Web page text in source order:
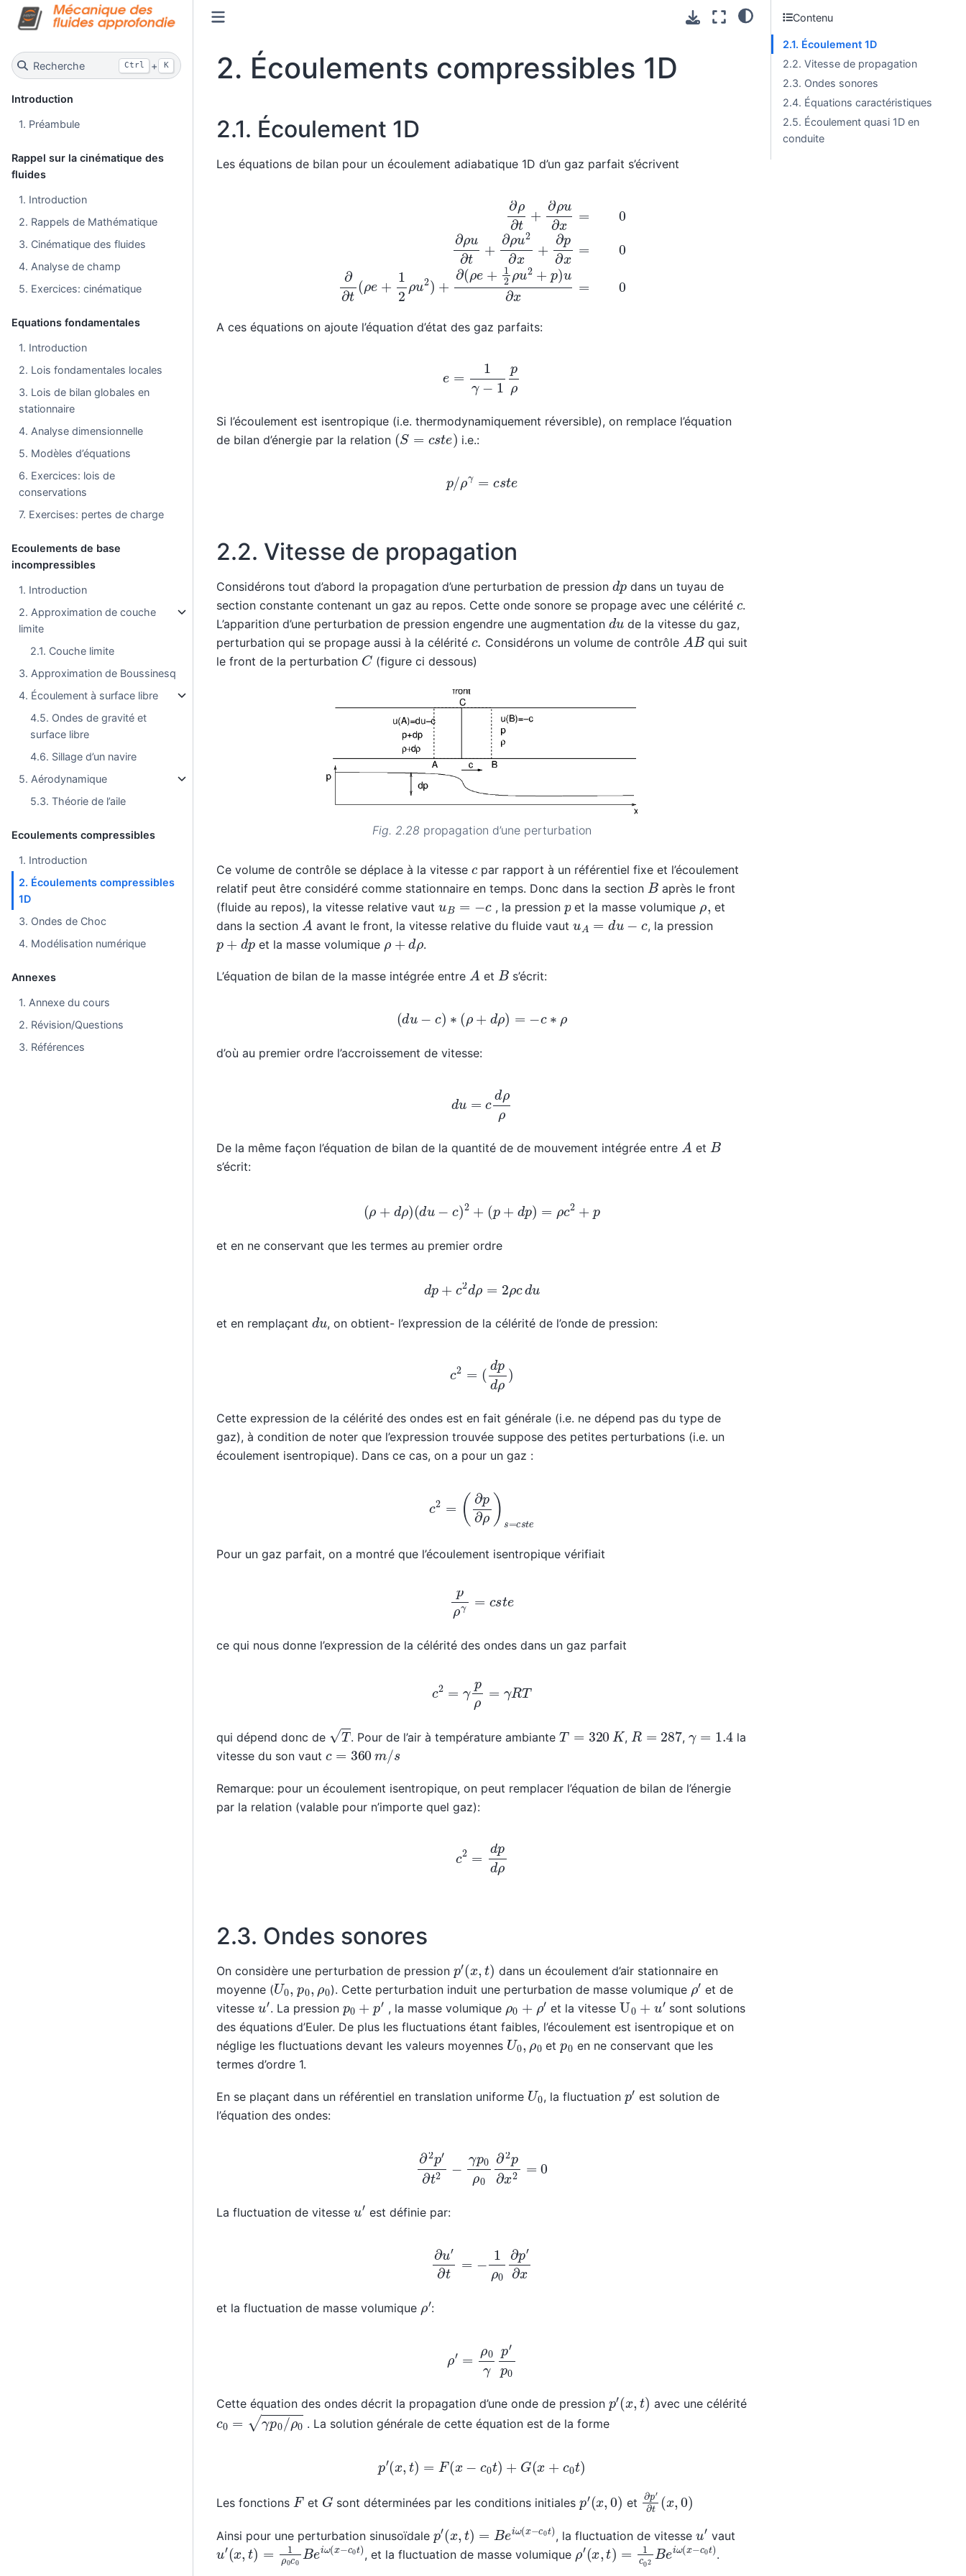
Recherche Ctrl + K
Introduction
1. Préambule
Rappel sur la cinématique des
fluides
1. Introduction
2. Rappels de Mathématique
3. Cinématique des fluides
4. Analyse de champ
5. Exercices: cinématique
Equations fondamentales
1. Introduction
2. Lois fondamentales locales
3. Lois de bilan globales en
stationnaire
4. Analyse dimensionnelle
5. Modèles d’équations
6. Exercices: lois de
conservations
7. Exercises: pertes de charge
Ecoulements de base
incompressibles
1. Introduction
2. Approximation de couche
limite
2.1. Couche limite
3. Approximation de Boussinesq
4. Écoulement à surface libre
4.5. Ondes de gravité et
surface libre
4.6. Sillage d’un navire
5. Aérodynamique
5.3. Théorie de l’aile
Ecoulements compressibles
1. Introduction
2. Écoulements compressibles
1D
3. Ondes de Choc
4. Modélisation numérique
Annexes
1. Annexe du cours
2. Révision/Questions
3. Références
2. Écoulements compressibles 1D
2.1. Écoulement 1D
Les équations de bilan pour un écoulement adiabatique 1D d’un gaz parfait s’écrivent
(ρe 2ρu2
A ces équations on ajoute l’équation d’état des gaz parfaits:
− ρ
Si l’écoulement est isentropique (i.e. thermodynamiquement réversible), on remplace l’équation
de bilan d’énergie par la relation (S= ste) i.e.:
p/ ργ cste
2.2. Vitesse de propagation
Considérons tout d’abord la propagation d’une perturbation de pression dp dans un tuyau de
section constante contenant un gaz au repos. Cette onde sonore se propage avec une célérité c.
L’apparition d’une perturbation de pression engendre une augmentation du de la vitesse du gaz,
perturbation qui se propage aussi à la célérité c. Considérons un volume de contrôle A Bqui suit
le front de la perturbation C(figure ci dessous)
Fig. 2.28 propagation d’une perturbation
Ce volume de contrôle se déplace à la vitesse c par rapport à un référentiel fixe et l’écoulement
relatif peut être considéré comme stationnaire en temps. Donc dans la section Baprès le front
(fluide au repos), la vitesse relative vaut uB =− , la pression p et la masse volumique ρ, et
dans la section A avant le front, la vitesse relative du fluide vaut u u− , la pression
p + dp et la masse volumique ρ + dρ .
L’équation de bilan de la masse intégrée entre Aet Bs’écrit:
( −c ) ∗(ρ + dρ)= ∗ρ
d’où au premier ordre l’accroissement de vitesse:
ρρ
De la même façon l’équation de bilan de la quantité de de mouvement intégrée entre Aet B
s’écrit:
( + dρ )( c)2 + (p + p = +p
et en ne conservant que les termes au premier ordre
d + 2 d 2ρ u
et en remplaçant du, on obtient- l’expression de la célérité de l’onde de pression:
pdρ
Cette expression de la célérité des ondes est en fait générale (i.e. ne dépend pas du type de
gaz), à condition de noter que l’expression trouvée suppose des petites perturbations (i.e. un
écoulement isentropique). Dans ce cas, on a pour un gaz :
p ∂ρ )s
Pour un gaz parfait, on a montré que l’écoulement isentropique vérifiait
pρ
ce qui nous donne l’expression de la célérité des ondes dans un gaz parfait
c pρ
qui dépend donc de . Pour de l’air à température ambianteT= 320K ,R= 287 , γ= 1.4
la
vitesse du son vaut c 360m/ s
Remarque: pour un écoulement isentropique, on peut remplacer l’équation de bilan de l’énergie
par la relation (valable pour n’importe quel gaz):
pdρ
2.3. Ondes sonores
On considère une perturbation de pression p′(x t) dans un écoulement d’air stationnaire en
moyenne (U0 p0 ,ρ0). Cette perturbation induit une perturbation de masse volumique ρ′ et de
vitesse u′. La pression p + p′ , la masse volumique ρ + ′ et la vitesse U + u′
sont solutions
des équations d’Euler. De plus les fluctuations étant faibles, l’écoulement est isentropique et on
néglige les fluctuations devant les valeurs moyennes U0 ρ etp0en ne conservant que les
termes d’ordre 1.
En se plaçant dans un référentiel en translation uniforme U0 , la fluctuation p′ est solution de
l’équation des ondes:
p′∂t2 p0ρ 0∂2p
La fluctuation de vitesse ′ est définie par:
u′∂ 0 p′∂
et la fluctuation de masse volumique ρ′:
γ p0
Cette équation des ondes décrit la propagation d’une onde de pression p′(x t) avec une célérité
c 0=γ p0/ρ0
. La solution générale de cette équation est de la forme
p (x =F(x 0 t)+ G (x+c 0 )
Les fonctions Fet G sont déterminées par les conditions initialesp′(x 0) et
∂p ∂ ,
Ainsi pour une perturbation sinusoïdale p′x, =B ω( x−c0t) , la fluctuation de vitesse ′ vaut
u′
( x,t) =1ρ0 c0Beiω(x−c0t )
, et la fluctuation de masse volumique ρ′
(x,t)=1c0 2B eiω(x−c0t)
.
Contenu
2.1. Écoulement 1D
2.2. Vitesse de propagation
2.3. Ondes sonores
2.4. Équations caractéristiques
2.5. Écoulement quasi 1D en
conduite